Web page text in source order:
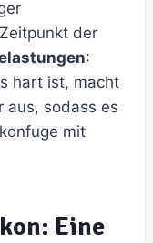
der
:
hart ist, macht
aus, sodass es
mit
Eine